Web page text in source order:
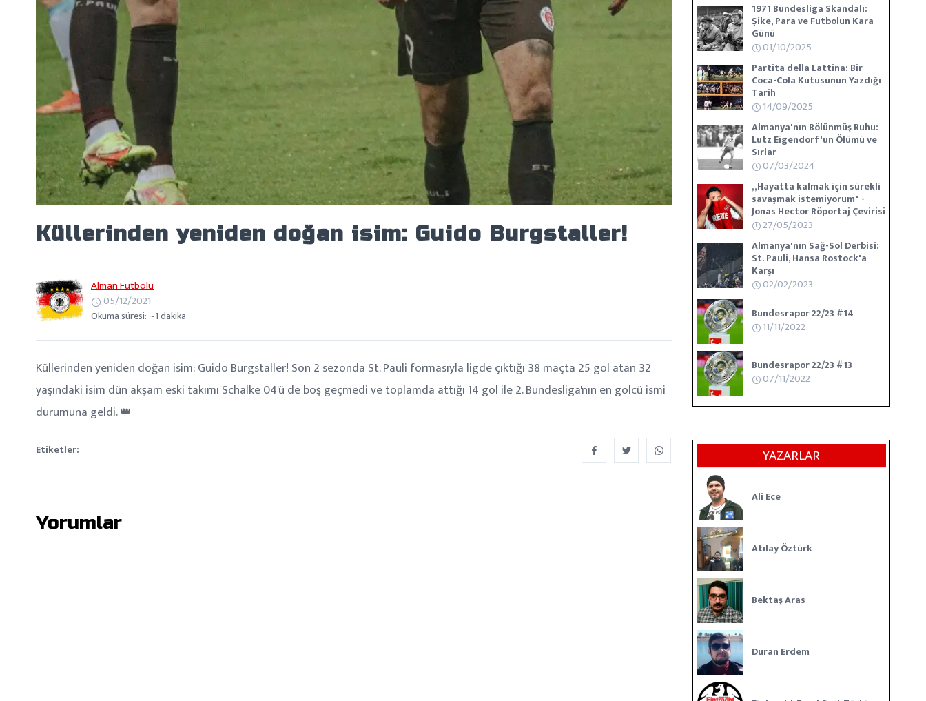
Küllerinden yeniden doğan isim: Guido Burgstaller!
Alman Futbolu
05/12/2021
Okuma süresi: ~1 dakika
Küllerinden yeniden doğan isim: Guido Burgstaller! Son 2 sezonda St. Pauli formasıyla ligde çıktığı 38 maçta 25 gol atan 32
yaşındaki isim dün akşam eski takımı Schalke 04'ü de boş geçmedi ve toplamda attığı 14 gol ile 2. Bundesliga'nın en golcü ismi
durumuna geldi. 👑
Etiketler:
Yorumlar
1971 Bundesliga Skandalı:
Şike, Para ve Futbolun Kara
Günü
01/10/2025
Partita della Lattina: Bir
Coca-Cola Kutusunun Yazdığı
Tarih
14/09/2025
Almanya'nın Bölünmüş Ruhu:
Lutz Eigendorf'un Ölümü ve
Sırlar
07/03/2024
„Hayatta kalmak için sürekli
savaşmak istemiyorum" -
Jonas Hector Röportaj Çevirisi
27/05/2023
Almanya'nın Sağ-Sol Derbisi:
St. Pauli, Hansa Rostock'a
Karşı
02/02/2023
Bundesrapor 22/23 #14
11/11/2022
Bundesrapor 22/23 #13
07/11/2022
YAZARLAR
Ali Ece
Atılay Öztürk
Bektaş Aras
Duran Erdem